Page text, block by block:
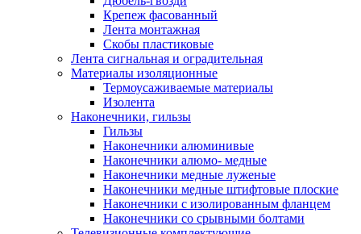
Крепеж фасованный
Лента монтажная
Скобы пластиковые
Лента сигнальная и оградительная
Материалы изоляционные
Термоусаживаемые матeриалы
Изолента
Наконечники, гильзы
Гильзы
Наконечники алюминивые
Наконечники алюмо- медные
Наконечники медные луженые
Наконечники медные штифтовые плоские
Наконечники с изолированным фланцем
Наконечники со срывными болтами